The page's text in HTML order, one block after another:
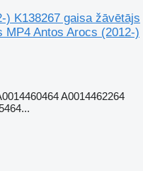
) K138267 gaisa žāvētājs
MP4 Antos Arocs (2012-)
A0014462264